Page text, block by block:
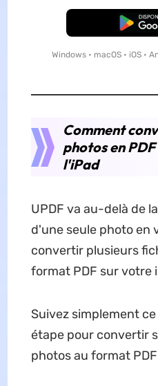
Windows • macOS • iOS •
Comment
photos en
l'iPad
UPDF va au-delà de
d'une seule photo en
convertir plusieurs
format PDF sur votre
Suivez simplement
étape pour convertir
photos au format